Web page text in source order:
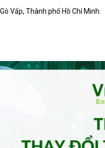
Vấp, Thành phố Hồ Chí Minh.